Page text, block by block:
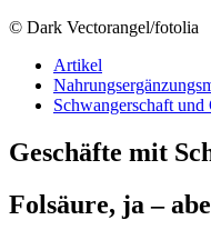
© Dark Vectorangel/fotolia
Artikel
Schwangerschaft und
Geschäfte mit
Folsäure, ja –